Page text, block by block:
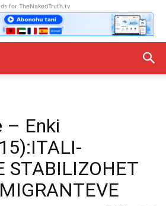
for TheNakedTruth.tv
– Enki
STABILIZOHET